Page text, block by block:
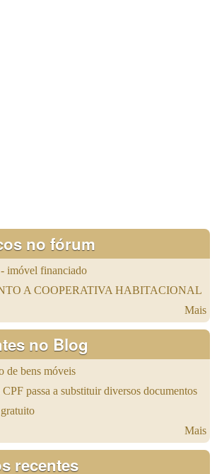
no fórum
imóvel financiado
A COOPERATIVA HABITACIONAL
Mais
no Blog
de bens móveis
passa a substituir diversos documentos
Mais
recentes